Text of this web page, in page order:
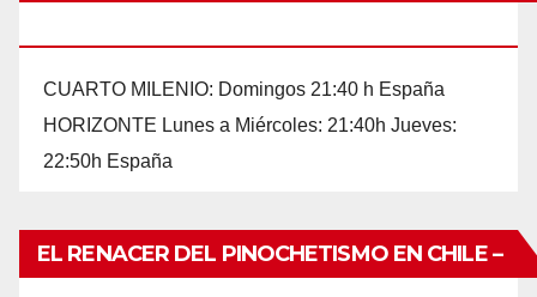
CUARTO MILENIO: Domingos 21:40 h España
HORIZONTE Lunes a Miércoles: 21:40h Jueves:
22:50h España
EL RENACER DEL PINOCHETISMO EN CHILE –